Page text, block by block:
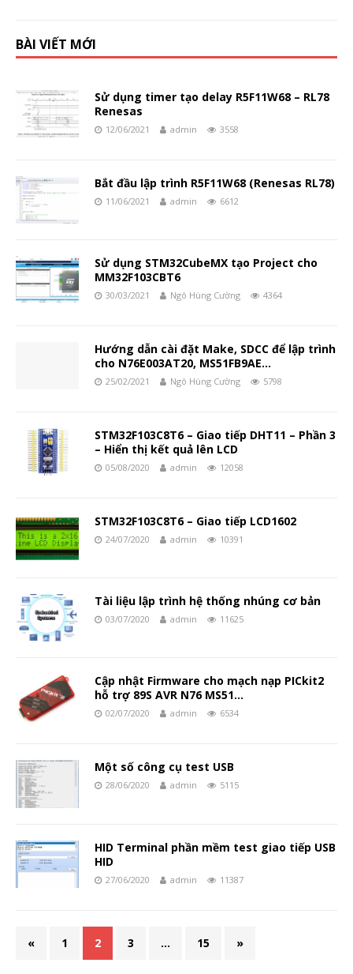
BÀI VIẾT MỚI
Sử dụng timer tạo delay R5F11W68 – RL78
Renesas
12/06/2021 admin 3558
Bắt đầu lập trình R5F11W68 (Renesas RL78)
11/06/2021 admin 6612
Sử dụng STM32CubeMX tạo Project cho
MM32F103CBT6
30/03/2021 Ngô Hùng Cường 4364
Hướng dẫn cài đặt Make, SDCC để lập trình
cho N76E003AT20, MS51FB9AE…
25/02/2021 Ngô Hùng Cường 5798
STM32F103C8T6 – Giao tiếp DHT11 – Phần 3
– Hiển thị kết quả lên LCD
05/08/2020 admin 12058
STM32F103C8T6 – Giao tiếp LCD1602
24/07/2020 admin 10391
Tài liệu lập trình hệ thống nhúng cơ bản
03/07/2020 admin 11625
Cập nhật Firmware cho mạch nạp PICkit2
hỗ trợ 89S AVR N76 MS51…
02/07/2020 admin 6534
Một số công cụ test USB
28/06/2020 admin 5115
HID Terminal phần mềm test giao tiếp USB
HID
27/06/2020 admin 11387
« 1 2 3 … 15 »